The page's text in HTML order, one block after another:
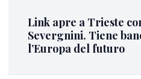
Link apre a Trieste
Severgnini. Tiene
l’Europa del futuro